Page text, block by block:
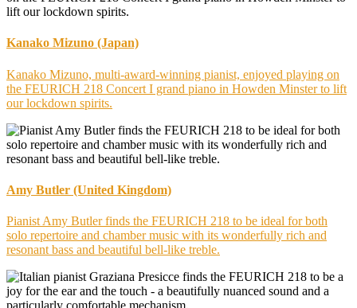
Kanako Mizuno (Japan)
Kanako Mizuno, multi-award-winning pianist, enjoyed playing on
the FEURICH 218 Concert I grand piano in Howden Minster to lift
our lockdown spirits.
Amy Butler (United Kingdom)
Pianist Amy Butler finds the FEURICH 218 to be ideal for both
solo repertoire and chamber music with its wonderfully rich and
resonant bass and beautiful bell-like treble.